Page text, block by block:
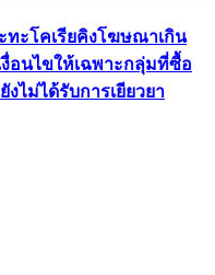
ทะโคเรียคิงโฆษณาเกิน
อนไขให้เฉพาะกลุ่มที่ซื้อ
งไม่ได้รับการเยียวยา